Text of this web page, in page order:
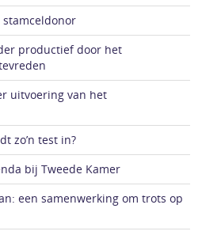
stamceldonor
productief door het
uitvoering van het
zo’n test in?
bij Tweede Kamer
een samenwerking om trots op